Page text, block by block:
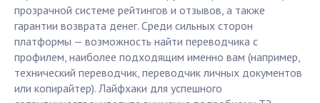
прозрачной системе рейтингов и отзывов, а также
гарантии возврата денег. Среди сильных сторон
платформы — возможность найти переводчика с
профилем, наиболее подходящим именно вам (например,
технический переводчик, переводчик личных документов
или копирайтер). Лайфхаки для успешного